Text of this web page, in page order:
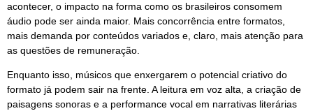
acontecer, o impacto na forma como os brasileiros consomem
áudio pode ser ainda maior. Mais concorrência entre formatos,
mais demanda por conteúdos variados e, claro, mais atenção para
as questões de remuneração.
Enquanto isso, músicos que enxergarem o potencial criativo do
formato já podem sair na frente. A leitura em voz alta, a criação de
paisagens sonoras e a performance vocal em narrativas literárias